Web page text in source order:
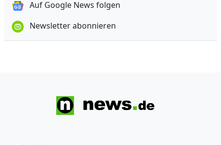
Auf Google News folgen
Newsletter abonnieren